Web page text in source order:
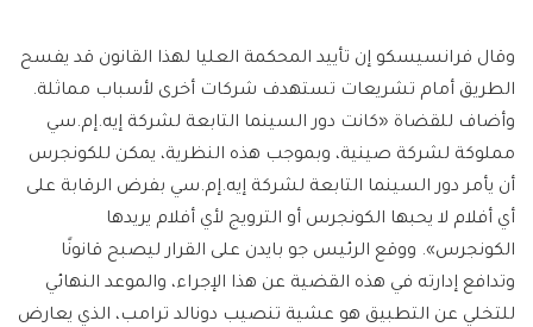
وقال فرانسيسكو إن تأييد المحكمة العليا لهذا القانون قد يفسح
الطريق أمام تشريعات تستهدف شركات أخرى لأسباب مماثلة.
وأضاف للقضاة «كانت دور السينما التابعة لشركة إيه.إم.سي
مملوكة لشركة صينية، وبموجب هذه النظرية، يمكن للكونجرس
أن يأمر دور السينما التابعة لشركة إيه.إم.سي بفرض الرقابة على
أي أفلام لا يحبها الكونجرس أو الترويج لأي أفلام يريدها
الكونجرس». ووقع الرئيس جو بايدن على القرار ليصبح قانونًا
وتدافع إدارته في هذه القضية عن هذا الإجراء، والموعد النهائي
للتخلي عن التطبيق هو عشية تنصيب دونالد ترامب، الذي يعارض